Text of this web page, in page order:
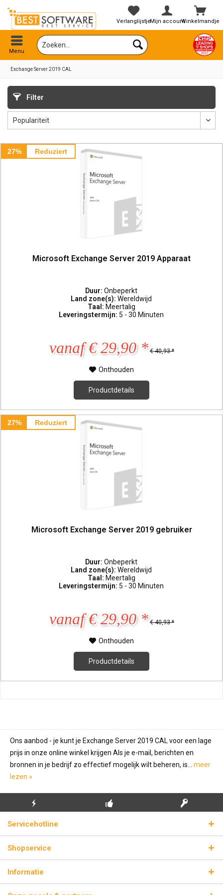
Winkelmandje
VerlanglijstjeMijn account
Menu
Exchange Server 2019 CAL
Filter
27% Reduziert
Microsoft Exchange Server 2019 Apparaat
Duur:Onbeperkt
Land zone(s):Wereldwijd
Taal: Meertalig
Leveringstermijn: 5 - 30 Minuten
vanaf € 29,90 * € 40,93 *
Onthouden
Productdetails
27% Reduziert
Microsoft Exchange Server 2019 gebruiker
Duur:Onbeperkt
Land zone(s):Wereldwijd
Taal: Meertalig
Leveringstermijn: 5 - 30 Minuten
vanaf € 29,90 * € 40,93 *
Onthouden
Productdetails
Ons aanbod - je kunt je Exchange Server 2019 CAL voor een lage
prijs in onze online winkel krijgen Als je e-mail, berichten en
bronnen in je bedrijf zo effectief mogelijk wilt beheren, is... meer
lezen »
BLIKSEMVERZENDING
LICENTIESLEUTELS
Servicehotline
Shopservice
Informatie